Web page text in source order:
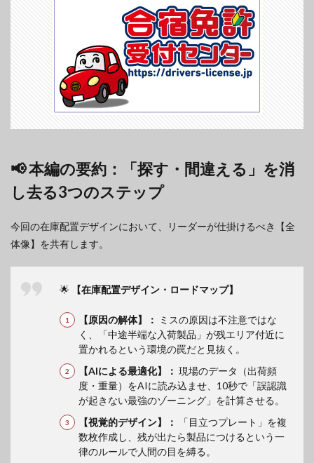
📢 本編の要約：「探す・間違える」を消
し去る3つのステップ
今回の在庫配置デザインにおいて、リーダーが仕掛けるべき【全
体像】を共有します。
🌟 【在庫配置デザイン・ロードマップ】
【原因の解体】：
ミスの原因は不注意ではな
く、「中途半端な入荷製品」が残エリア付近に
置かれるという環境の罠だと見抜く。
【AIによる最適化】： 現場のデータ（出荷頻
度・重量）をAIに読み込ませ、10秒で「誤認識
が起きない最強のゾーニング」を計算させる。
【視覚的デザイン】：
「目立つプレート」を複
数枚作成し、残が出たら製品につけるという一
律のルールで人間の目を縛る。